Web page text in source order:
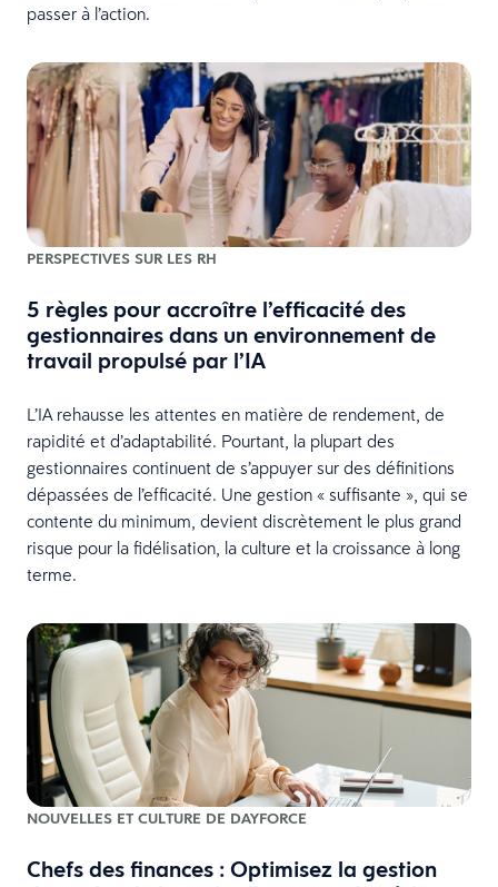
passer à l’action.
PERSPECTIVES SUR LES RH
5 règles pour accroître l’efficacité des
gestionnaires dans un environnement de
travail propulsé par l’IA
L’IA rehausse les attentes en matière de rendement, de
rapidité et d’adaptabilité. Pourtant, la plupart des
gestionnaires continuent de s’appuyer sur des définitions
dépassées de l’efficacité. Une gestion « suffisante », qui se
contente du minimum, devient discrètement le plus grand
risque pour la fidélisation, la culture et la croissance à long
terme.
NOUVELLES ET CULTURE DE DAYFORCE
Chefs des finances : Optimisez la gestion